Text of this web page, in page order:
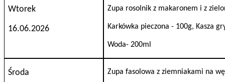
Wtorek
16.06.2026
Zupa rosolnik z makaronem iz
Karkówka pieczona - 100g, Kasza
Woda- 200ml
Środa Zupa fasolowa z ziemniakami na